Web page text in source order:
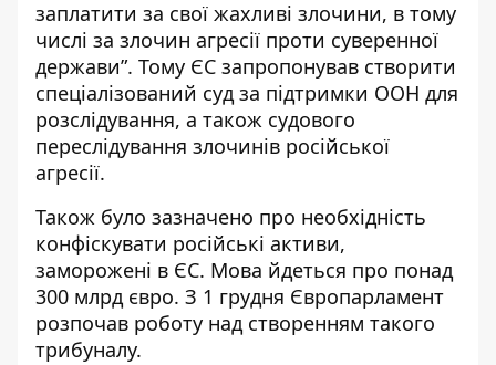
заплатити за свої жахливі злочини, в тому
числі за злочин агресії проти суверенної
держави”. Тому ЄС запропонував створити
спеціалізований суд за підтримки ООН для
розслідування, а також судового
переслідування злочинів російської
агресії.
Також було зазначено про необхідність
конфіскувати російські активи,
заморожені в ЄС. Мова йдеться про понад
300 млрд євро. З 1 грудня Європарламент
розпочав роботу над створенням такого
трибуналу.